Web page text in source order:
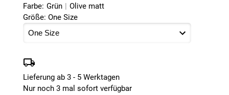
Farbe: Grün | Olive matt
Größe: One Size
Lieferung ab 3 - 5 Werktagen
Nur noch 3 mal sofort verfügbar